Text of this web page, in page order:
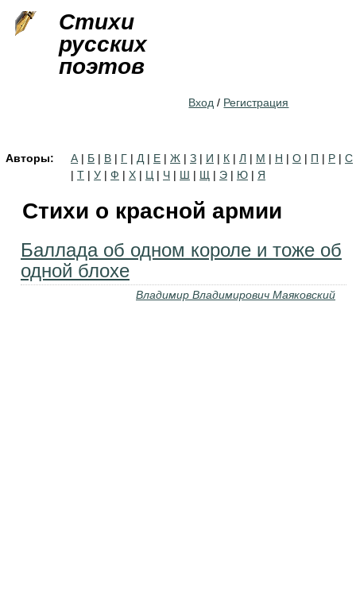
Стихи
русских
поэтов
Вход / Регистрация
Авторы: А | Б | В | Г | Д | Е | Ж | З | И | К | Л | М | Н | О | П | Р | С
| Т | У | Ф | Х | Ц | Ч | Ш | Щ | Э | Ю | Я
Стихи о красной армии
Баллада об одном короле и тоже об
одной блохе
Владимир Владимирович Маяковский